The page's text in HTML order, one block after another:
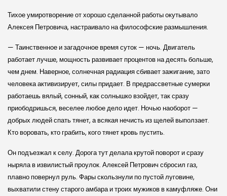
Тихое умиротворение от хорошо сделанной работы окутывало
Алексея Петровича, настраивало на философские размышления.
— Таинственное и загадочное время суток — ночь. Двигатель
работает лучше, мощность развивает процентов на десять больше,
чем днем. Наверное, солнечная радиация сбивает зажигание, зато
человека активизирует, силы придает. В предрассветные сумерки
работаешь вялый, сонный, как солнышко взойдет, так сразу
приободришься, веселее любое дело идет. Ночью наоборот —
добрых людей спать тянет, а всякая нечисть из щелей выползает.
Кто воровать, кто грабить, кого тянет кровь пустить.
Он подъезжал к селу. Дорога тут делала крутой поворот и сразу
ныряла в извилистый проулок. Алексей Петрович сбросил газ,
плавно повернул руль. Фары скользнули по пустой луговине,
выхватили стену старого амбара и троих мужиков в камуфляже. Они